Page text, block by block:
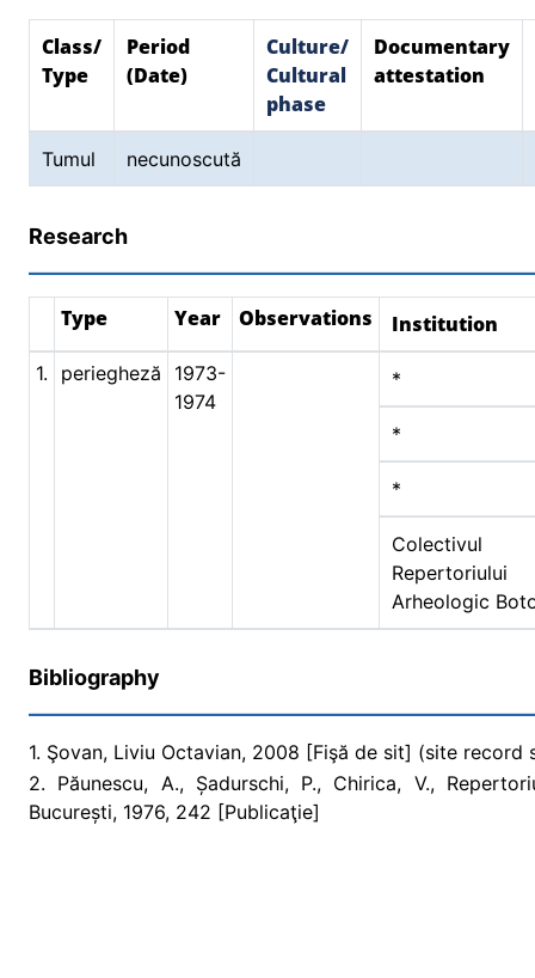
Class/
Type
Period
(Date)
Culture/
Cultural
phase
Documentary
attestation
Tumul necunoscută
Research
Type Year Observations Institution
1. periegheză
1973-
1974
*
*
*
Colectivul
Repertoriului
Arheologic
Bibliography
1. Şovan, Liviu Octavian, 2008 [Fişă de sit] (site record
2. Păunescu, A., Șadurschi, P., Chirica, V.,
București, 1976, 242 [Publicaţie]